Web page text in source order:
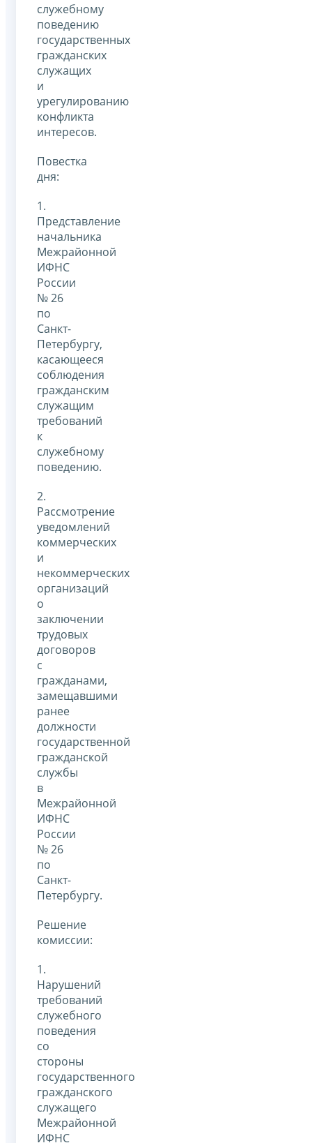
служебному
поведению
государственных
гражданских
служащих
и
урегулированию
конфликта
интересов.
Повестка
дня:
1.
Представление
начальника
Межрайонной
ИФНС
России
№ 26
по
Санкт-
Петербургу,
касающееся
соблюдения
гражданским
служащим
требований
к
служебному
поведению.
2.
Рассмотрение
уведомлений
коммерческих
и
некоммерческих
организаций
о
заключении
трудовых
договоров
с
гражданами,
замещавшими
ранее
должности
государственной
гражданской
службы
в
Межрайонной
ИФНС
России
№ 26
по
Санкт-
Петербургу.
Решение
комиссии:
1.
Нарушений
требований
служебного
поведения
со
стороны
государственного
гражданского
служащего
Межрайонной
ИФНС